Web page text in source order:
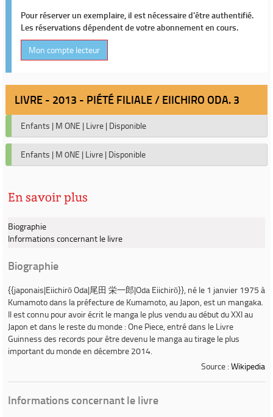
Pour réserver un exemplaire, il est nécessaire d'être authentifié.
Les réservations dépendent de votre abonnement en cours.
Mon compte lecteur
LIVRE - 2013 - PIÉTÉ FILIALE / EIICHIRO ODA. 3
Enfants | M ONE | Livre | Disponible
Enfants | M 0NE | Livre | Disponible
En savoir plus
Biographie
Informations concernant le livre
Biographie
{{japonais|Eiichirō Oda|尾田 栄一郎|Oda Eiichirō}}, né le 1 janvier 1975 à
Kumamoto dans la préfecture de Kumamoto, au Japon, est un mangaka.
Il est connu pour avoir écrit le manga le plus vendu au début du XXI au
Japon et dans le reste du monde : One Piece, entré dans le Livre
Guinness des records pour être devenu le manga au tirage le plus
important du monde en décembre 2014.
Source : Wikipedia
Informations concernant le livre